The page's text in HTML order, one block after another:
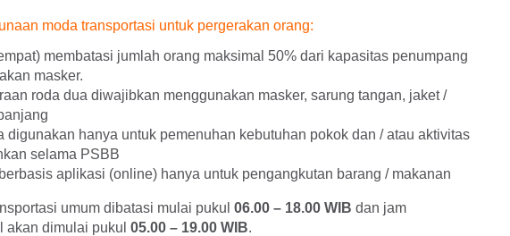
moda transportasi untuk pergerakan orang:
membatasi jumlah orang maksimal 50% dari kapasitas penumpang
masker.
roda dua diwajibkan menggunakan masker, sarung tangan, jaket /
digunakan hanya untuk pemenuhan kebutuhan pokok dan / atau aktivitas
selama PSBB
aplikasi (online) hanya untuk pengangkutan barang / makanan
umum dibatasi mulai pukul 06.00 – 18.00 WIB dan jam
akan dimulai pukul 05.00 – 19.00 WIB.